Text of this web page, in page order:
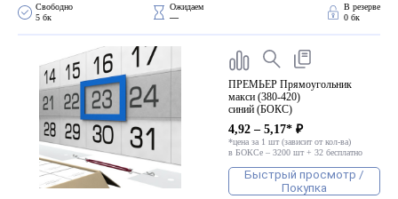
Свободно
5 бк
Ожидаем
—
В резерве
0 бк
ПРЕМЬЕР Прямоугольник
макси (380-420)
синий (БОКС)
4,92 – 5,17* ₽
*цена за 1 шт (зависит от кол-ва)
в БОКСе – 3200 шт + 32 бесплатно
Быстрый просмотр /
Покупка